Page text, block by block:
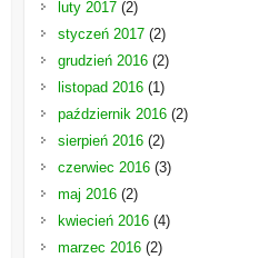
luty 2017(2)
styczeń 2017(2)
grudzień 2016(2)
listopad 2016(1)
październik 2016(2)
sierpień 2016(2)
czerwiec 2016(3)
maj 2016(2)
kwiecień 2016(4)
marzec 2016(2)